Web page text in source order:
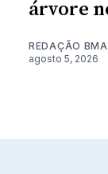
árvore
REDAÇÃO BMA
agosto 5, 2026